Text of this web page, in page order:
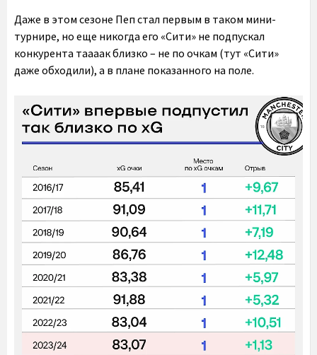
Даже в этом сезоне Пеп стал первым в таком мини-
турнире, но еще никогда его «Сити» не подпускал
конкурента таааак близко – не по очкам (тут «Сити»
даже обходили), а в плане показанного на поле.